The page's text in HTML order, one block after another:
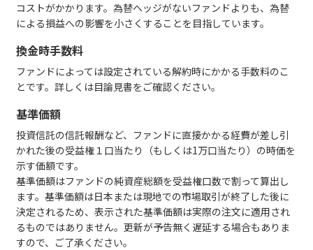
コストがかかります。為替ヘッジがないファンドよりも、為替
による損益への影響を小さくすることを目指しています。
換金時手数料
ファンドによっては設定されている解約時にかかる手数料のこ
とです。詳しくは目論見書をご確認ください。
基準価額
投資信託の信託報酬など、ファンドに直接かかる経費が差し引
かれた後の受益権１口当たり（もしくは1万口当たり）の時価を
示す価額です。
基準価額はファンドの純資産総額を受益権口数で割って算出し
ます。基準価額は日本または現地での市場取引が終了した後に
決定されるため、表示された基準価額は実際の注文に適用され
るものではありません。更新が予告無く遅延する場合もありま
すので、ご了承ください。